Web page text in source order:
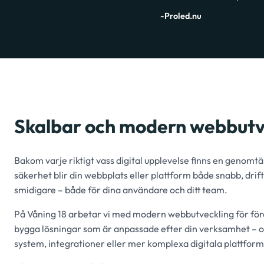
-Proled.nu
Skalbar och modern
Bakom varje riktigt vass digital upplevelse finns en
säkerhet blir din webbplats eller plattform både snabb,
smidigare – både för dina användare och ditt team.
På Våning 18 arbetar vi med modern webbutveckling för
bygga lösningar som är anpassade efter din verksamhet
system, integrationer eller mer komplexa digitala